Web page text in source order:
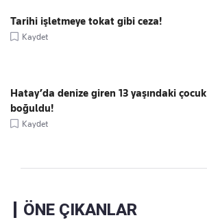
Tarihi işletmeye tokat gibi ceza!
Kaydet
Hatay’da denize giren 13 yaşındaki çocuk
boğuldu!
Kaydet
ÖNE ÇIKANLAR